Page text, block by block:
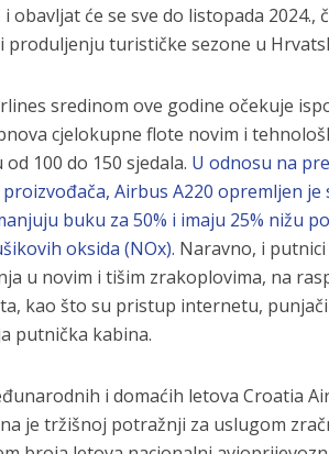
obavljat će se sve do listopada
produljenju turističke sezone u
sredinom ove godine očekuje
cjelokupne flote novim i
100 do 150 sjedala. U odnosu na
proizvođača, Airbus A220 opremljen
buku za 50% i imaju 25% nižu
oksida (NOx). Naravno, i
u novim i tišim zrakoplovima, na
kao što su pristup internetu, punjači
putnička kabina.
i domaćih letova Croatia
je tržišnoj potražnji za uslugom